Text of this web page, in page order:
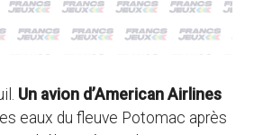
Un avion d’American Airlines
eaux du fleuve Potomac après